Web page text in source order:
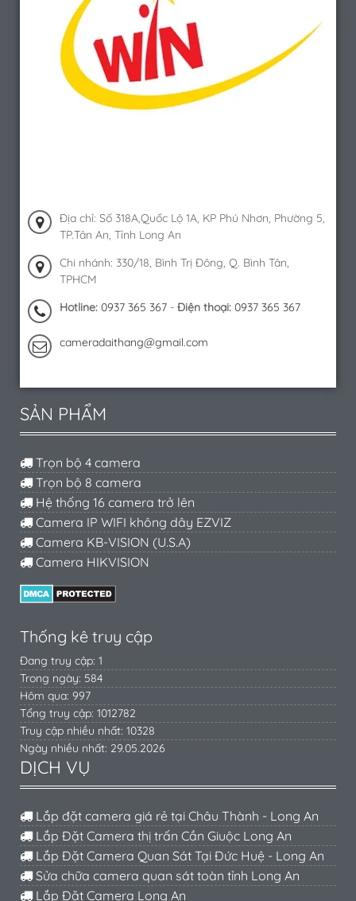
Địa chỉ: Số 318A,Quốc Lộ 1A, KP Phú Nhơn, Phường 5,
TP.Tân An, Tỉnh Long An
Chi nhánh: 330/18, Bình Trị Đông, Q. Bình Tân,
TPHCM
Hotline: 0937 365 367 - Điện thoại: 0937 365 367
cameradaithang@gmail.com
SẢN PHẨM
Trọn bộ 4 camera
Trọn bộ 8 camera
Hệ thống 16 camera trở lên
Camera IP WIFI không dây EZVIZ
Camera KB-VISION (U.S.A)
Camera HIKVISION
Thống kê truy cập
Đang truy cập: 1
Trong ngày: 584
Hôm qua: 997
Tổng truy cập: 1012782
Truy cập nhiều nhất: 10328
Ngày nhiều nhất: 29.05.2026
DỊCH VỤ
Lắp đặt camera giá rẻ tại Châu Thành - Long An
Lắp Đặt Camera thị trấn Cần Giuộc Long An
Lắp Đặt Camera Quan Sát Tại Đức Huệ - Long An
Sửa chữa camera quan sát toàn tỉnh Long An
Lắp Đặt Camera Long An